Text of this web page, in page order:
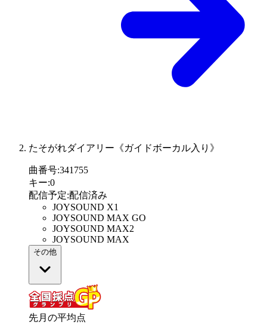
たそがれダイアリー《ガイドボーカル入り》
曲番号:341755
キー:0
配信予定:配信済み
JOYSOUND X1
JOYSOUND MAX GO
JOYSOUND MAX2
JOYSOUND MAX
その他
先月の平均点